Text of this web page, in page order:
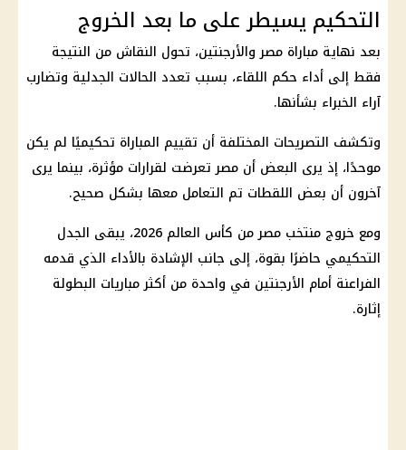
التحكيم يسيطر على ما بعد الخروج
بعد نهاية مباراة مصر والأرجنتين، تحول النقاش من النتيجة
فقط إلى أداء حكم اللقاء، بسبب تعدد الحالات الجدلية وتضارب
آراء الخبراء بشأنها.
وتكشف التصريحات المختلفة أن تقييم المباراة تحكيميًا لم يكن
موحدًا، إذ يرى البعض أن مصر تعرضت لقرارات مؤثرة، بينما يرى
آخرون أن بعض اللقطات تم التعامل معها بشكل صحيح.
ومع خروج منتخب مصر من كأس العالم 2026
، يبقى الجدل
التحكيمي حاضرًا بقوة، إلى جانب الإشادة بالأداء الذي قدمه
الفراعنة أمام الأرجنتين في واحدة من أكثر مباريات البطولة
إثارة.